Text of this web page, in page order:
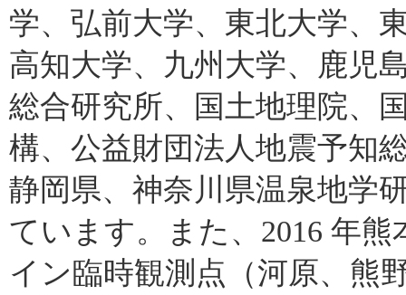
学、弘前大学、東北大学、
高知大学、九州大学、鹿児
総合研究所、国土地理院、
構、公益財団法人地震予知
静岡県、神奈川県温泉地学
ています。また、2016 年
イン臨時観測点（河原、熊